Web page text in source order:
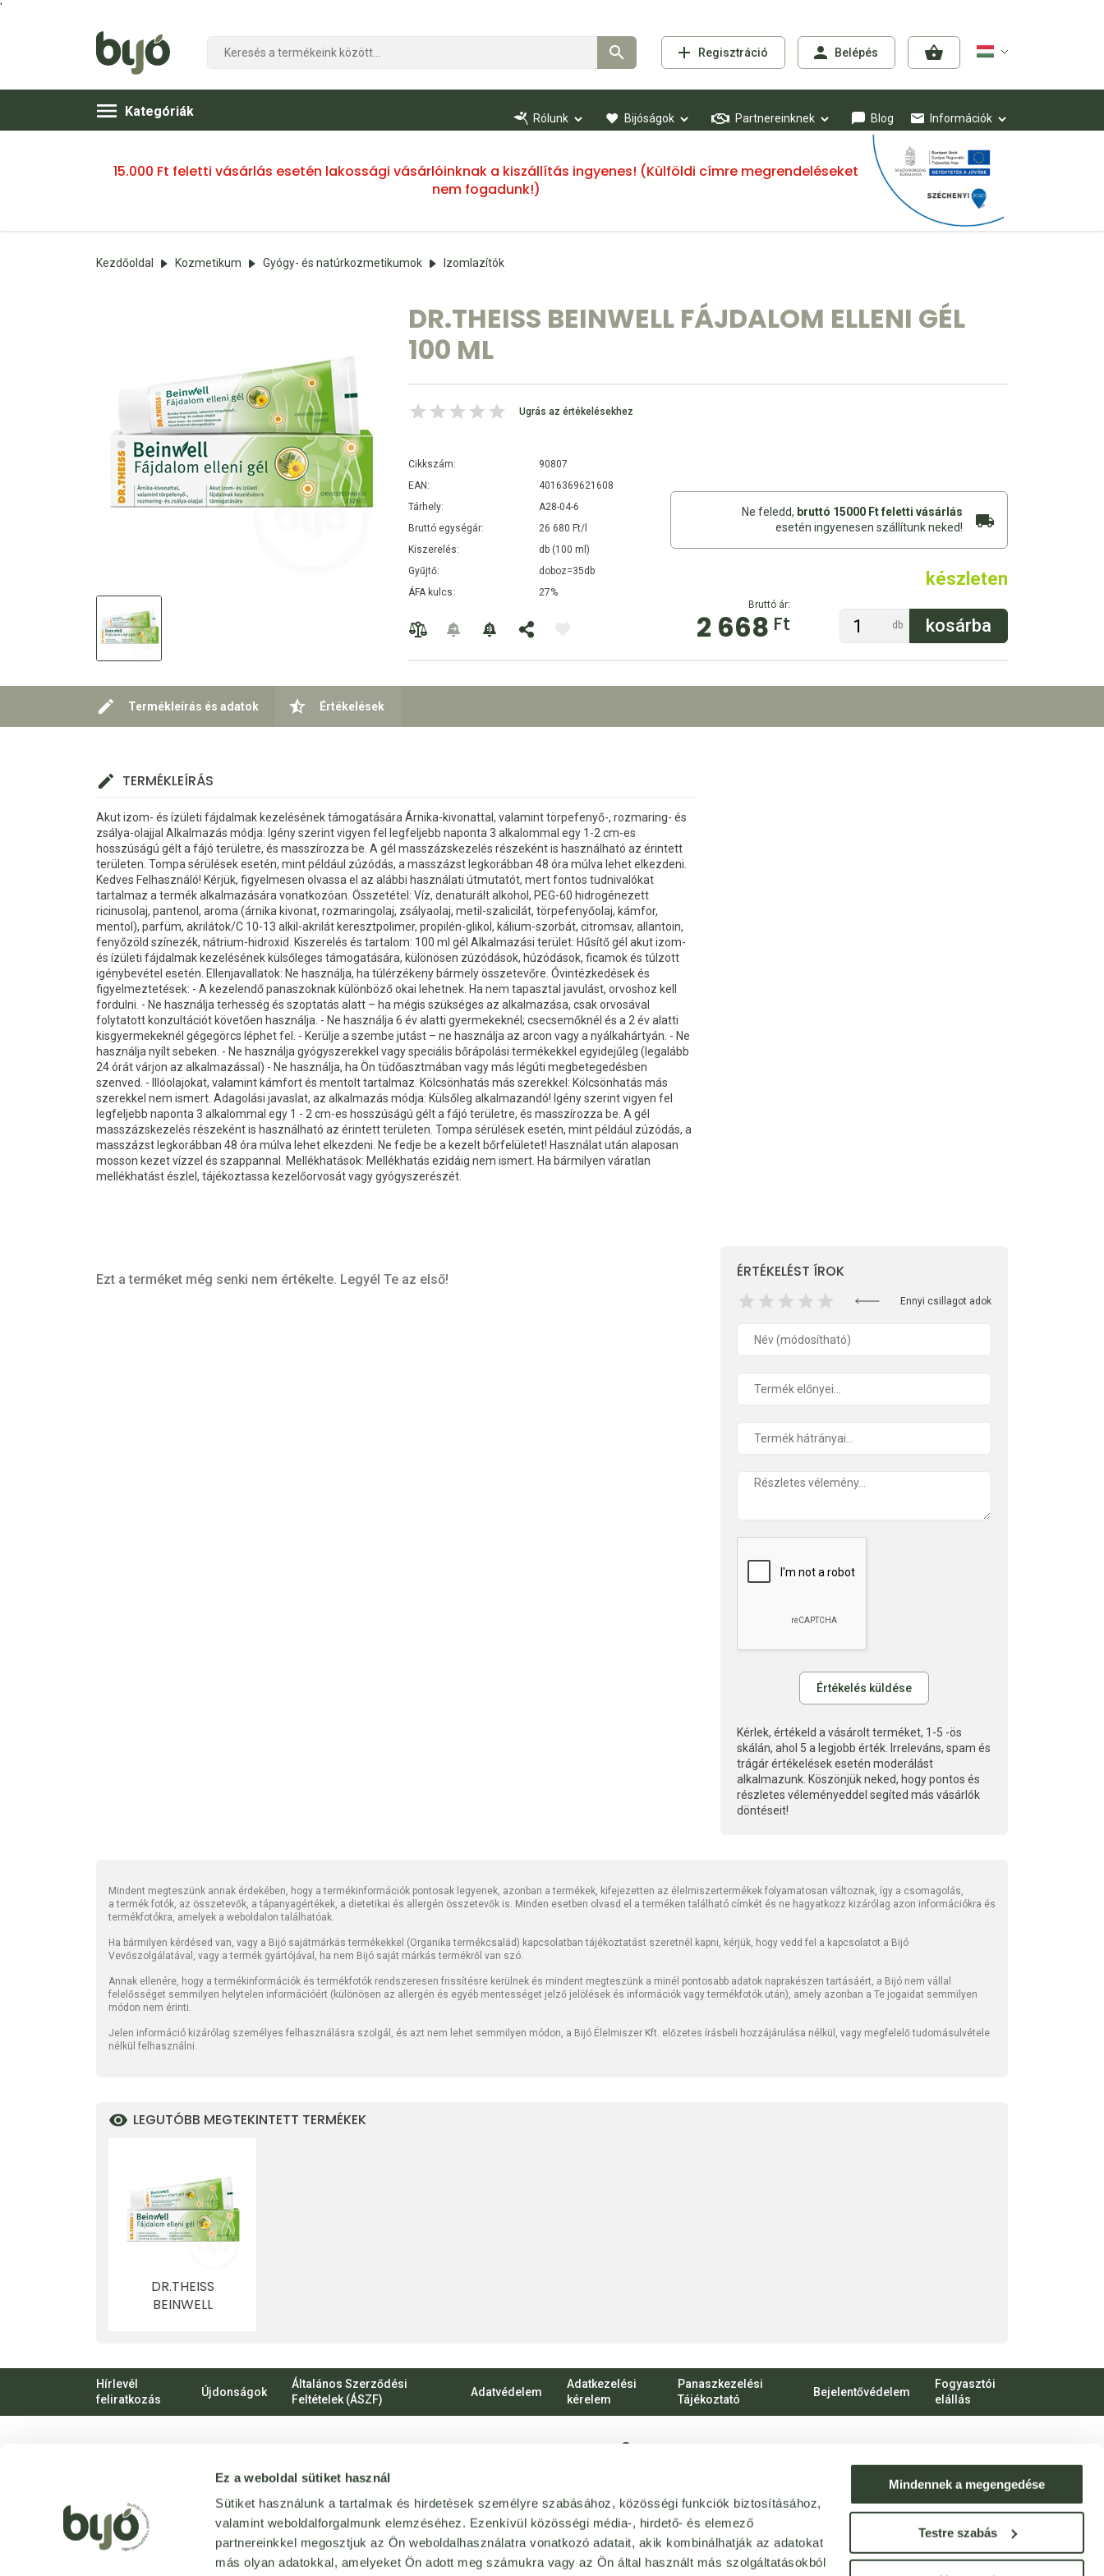
Ez a weboldal sütiket használ
Sütiket használunk a tartalmak és hirdetések személyre szabásához, közösségi funkciók biztosításához,
valamint weboldalforgalmunk elemzéséhez. Ezenkívül közösségi média-, hirdető- és elemező
partnereinkkel megosztjuk az Ön weboldalhasználatra vonatkozó adatait, akik kombinálhatják az adatokat
más olyan adatokkal, amelyeket Ön adott meg számukra vagy az Ön által használt más szolgáltatásokból
Mindennek a megengedése
Testre szabás
'
Regisztráció Belépés
Kategóriák Rólunk Bijóságok Partnereinknek Blog Információk
15.000 Ft feletti vásárlás esetén lakossági vásárlóinknak a kiszállítás ingyenes! (Külföldi címre megrendeléseket
nem fogadunk!)
Kezdőoldal Kozmetikum Gyógy- és natúrkozmetikumok Izomlazítók
DR.THEISS BEINWELL FÁJDALOM ELLENI GÉL
100 ML
Ugrás az értékelésekhez
Cikkszám:
90807
EAN:
4016369621608
Tárhely:
A28-04-6
Bruttó egységár:
26 680 Ft/l
Kiszerelés:
db (100 ml)
Gyűjtő:
doboz=35db
ÁFA kulcs:
27%
Ne feledd, bruttó 15000 Ft feletti vásárlás
esetén ingyenesen szállítunk neked!
Bruttó ár:
2 668 Ft
készleten
db
Termékleírás és adatok Értékelések
TERMÉKLEÍRÁS
Akut izom- és ízületi fájdalmak kezelésének támogatására Árnika-kivonattal, valamint törpefenyő-, rozmaring- és
zsálya-olajjal Alkalmazás módja: Igény szerint vigyen fel legfeljebb naponta 3 alkalommal egy 1-2 cm-es
hosszúságú gélt a fájó területre, és masszírozza be. A gél masszázskezelés részeként is használható az érintett
területen. Tompa sérülések esetén, mint például zúzódás, a masszázst legkorábban 48 óra múlva lehet elkezdeni.
Kedves Felhasználó! Kérjük, figyelmesen olvassa el az alábbi használati útmutatót, mert fontos tudnivalókat
tartalmaz a termék alkalmazására vonatkozóan. Összetétel: Víz, denaturált alkohol, PEG-60 hidrogénezett
ricinusolaj, pantenol, aroma (árnika kivonat, rozmaringolaj, zsályaolaj, metil-szalicilát, törpefenyőolaj, kámfor,
mentol), parfüm, akrilátok/C 10-13 alkil-akrilát keresztpolimer, propilén-glikol, kálium-szorbát, citromsav, allantoin,
fenyőzöld színezék, nátrium-hidroxid. Kiszerelés és tartalom: 100 ml gél Alkalmazási terület: Hűsítő gél akut izom-
és ízületi fájdalmak kezelésének külsőleges támogatására, különösen zúzódások, húzódások, ficamok és túlzott
igénybevétel esetén. Ellenjavallatok: Ne használja, ha túlérzékeny bármely összetevőre. Óvintézkedések és
figyelmeztetések: - A kezelendő panaszoknak különböző okai lehetnek. Ha nem tapasztal javulást, orvoshoz kell
fordulni. - Ne használja terhesség és szoptatás alatt – ha mégis szükséges az alkalmazása, csak orvosával
folytatott konzultációt követően használja. - Ne használja 6 év alatti gyermekeknél; csecsemőknél és a 2 év alatti
kisgyermekeknél gégegörcs léphet fel. - Kerülje a szembe jutást – ne használja az arcon vagy a nyálkahártyán. - Ne
használja nyílt sebeken. - Ne használja gyógyszerekkel vagy speciális bőrápolási termékekkel egyidejűleg (legalább
24 órát várjon az alkalmazással) - Ne használja, ha Ön tüdőasztmában vagy más légúti megbetegedésben
szenved. - Illóolajokat, valamint kámfort és mentolt tartalmaz. Kölcsönhatás más szerekkel: Kölcsönhatás más
szerekkel nem ismert. Adagolási javaslat, az alkalmazás módja: Külsőleg alkalmazandó! Igény szerint vigyen fel
legfeljebb naponta 3 alkalommal egy 1 - 2 cm-es hosszúságú gélt a fájó területre, és masszírozza be. A gél
masszázskezelés részeként is használható az érintett területen. Tompa sérülések esetén, mint például zúzódás, a
masszázst legkorábban 48 óra múlva lehet elkezdeni. Ne fedje be a kezelt bőrfelületet! Használat után alaposan
mosson kezet vízzel és szappannal. Mellékhatások: Mellékhatás ezidáig nem ismert. Ha bármilyen váratlan
mellékhatást észlel, tájékoztassa kezelőorvosát vagy gyógyszerészét.
Ezt a terméket még senki nem értékelte. Legyél Te az első! ÉRTÉKELÉST ÍROK
Ennyi csillagot adok
Kérlek, értékeld a vásárolt terméket, 1-5 -ös
skálán, ahol 5 a legjobb érték. Irreleváns, spam és
trágár értékelések esetén moderálást
alkalmazunk. Köszönjük neked, hogy pontos és
részletes véleményeddel segíted más vásárlók
döntéseit!
Mindent megteszünk annak érdekében, hogy a termékinformációk pontosak legyenek, azonban a termékek, kifejezetten az élelmiszertermékek folyamatosan változnak, így a csomagolás,
a termék fotók, az összetevők, a tápanyagértékek, a dietetikai és allergén összetevők is. Minden esetben olvasd el a terméken található címkét és ne hagyatkozz kizárólag azon információkra és
termékfotókra, amelyek a weboldalon találhatóak.
Ha bármilyen kérdésed van, vagy a Bijó sajátmárkás termékekkel (Organika termékcsalád) kapcsolatban tájékoztatást szeretnél kapni, kérjük, hogy vedd fel a kapcsolatot a Bijó
Vevőszolgálatával, vagy a termék gyártójával, ha nem Bijó saját márkás termékről van szó.
Annak ellenére, hogy a termékinformációk és termékfotók rendszeresen frissítésre kerülnek és mindent megteszünk a minél pontosabb adatok naprakészen tartásáért, a Bijó nem vállal
felelősséget semmilyen helytelen információért (különösen az allergén és egyéb mentességet jelző jelölések és információk vagy termékfotók után), amely azonban a Te jogaidat semmilyen
módon nem érinti.
Jelen információ kizárólag személyes felhasználásra szolgál, és azt nem lehet semmilyen módon, a Bijó Élelmiszer Kft. előzetes írásbeli hozzájárulása nélkül, vagy megfelelő tudomásulvétele
nélkül felhasználni.
LEGUTÓBB MEGTEKINTETT TERMÉKEK
DR.THEISS
BEINWELL
Hírlevél
feliratkozás
Újdonságok
Általános Szerződési
Feltételek (ÁSZF)
Adatvédelem
Adatkezelési
kérelem
Panaszkezelési
Tájékoztató
Bejelentővédelem
Fogyasztói
elállás
VIRTUÁLIS
Magánszemélyeknek: webshop@bijo.hu
+36 1 814 64 64